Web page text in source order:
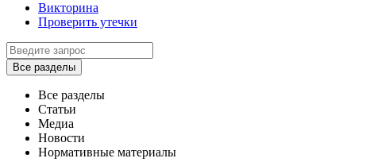
Викторина
Проверить утечки
Все разделы
Все разделы
Статьи
Медиа
Новости
Нормативные материалы